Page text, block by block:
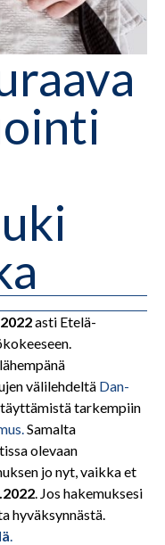
asti Etelä-
välilehdeltä Dan-
täyttämistä tarkempiin
Samalta
olevaan
jo nyt, vaikka et
. Jos hakemuksesi
hyväksynnästä.
.